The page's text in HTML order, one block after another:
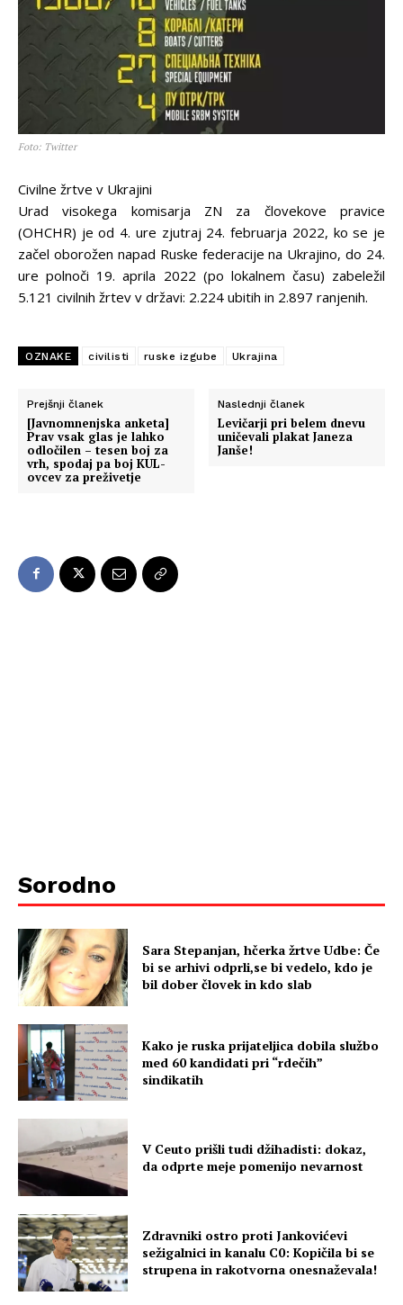
Foto: Twitter
Civilne žrtve v Ukrajini
Urad visokega komisarja ZN za človekove pravice
(OHCHR) je od 4. ure zjutraj 24. februarja 2022, ko se je
začel oborožen napad Ruske federacije na Ukrajino, do 24.
ure polnoči 19. aprila 2022 (po lokalnem času) zabeležil
5.121 civilnih žrtev v državi: 2.224 ubitih in 2.897 ranjenih.
OZNAKE civilisti ruske izgube Ukrajina
Prejšnji članek
[Javnomnenjska anketa]
Prav vsak glas je lahko
odločilen – tesen boj za
vrh, spodaj pa boj KUL-
ovcev za preživetje
Naslednji članek
Levičarji pri belem dnevu
uničevali plakat Janeza
Janše!
Sorodno
Sara Stepanjan, hčerka žrtve Udbe: Če
bi se arhivi odprli,se bi vedelo, kdo je
bil dober človek in kdo slab
Kako je ruska prijateljica dobila službo
med 60 kandidati pri “rdečih”
sindikatih
V Ceuto prišli tudi džihadisti: dokaz,
da odprte meje pomenijo nevarnost
Zdravniki ostro proti Jankovićevi
sežigalnici in kanalu C0: Kopičila bi se
strupena in rakotvorna onesnaževala!